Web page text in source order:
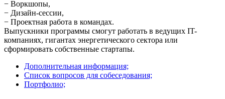
− Воркшопы,
− Дизайн-сессии,
− Проектная работа в командах.
Выпускники программы смогут работать в ведущих IT-
компаниях, гигантах энергетического сектора или
сформировать собственные стартапы.
Дополнительная информация;
Список вопросов для собеседования;
Портфолио;